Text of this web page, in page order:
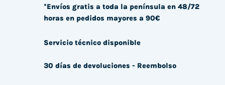
*Envíos gratis a toda la península en 48/72
horas en pedidos mayores a 90€
Servicio técnico disponible
30 días de devoluciones - Reembolso